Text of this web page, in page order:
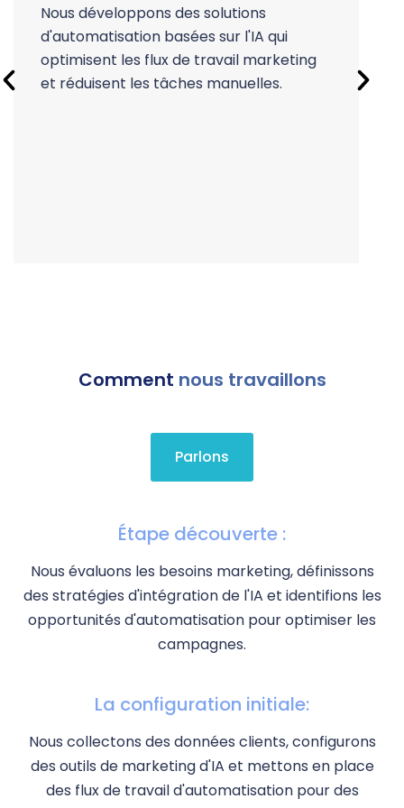
Nous développons des solutions
d'automatisation basées sur l'IA qui
optimisent les flux de travail marketing
et réduisent les tâches manuelles.
Comment nous travaillons
Parlons
Étape découverte :
Nous évaluons les besoins marketing, définissons
des stratégies d'intégration de l'IA et identifions les
opportunités d'automatisation pour optimiser les
campagnes.
La configuration initiale:
Nous collectons des données clients, configurons
des outils de marketing d'IA et mettons en place
des flux de travail d'automatisation pour des